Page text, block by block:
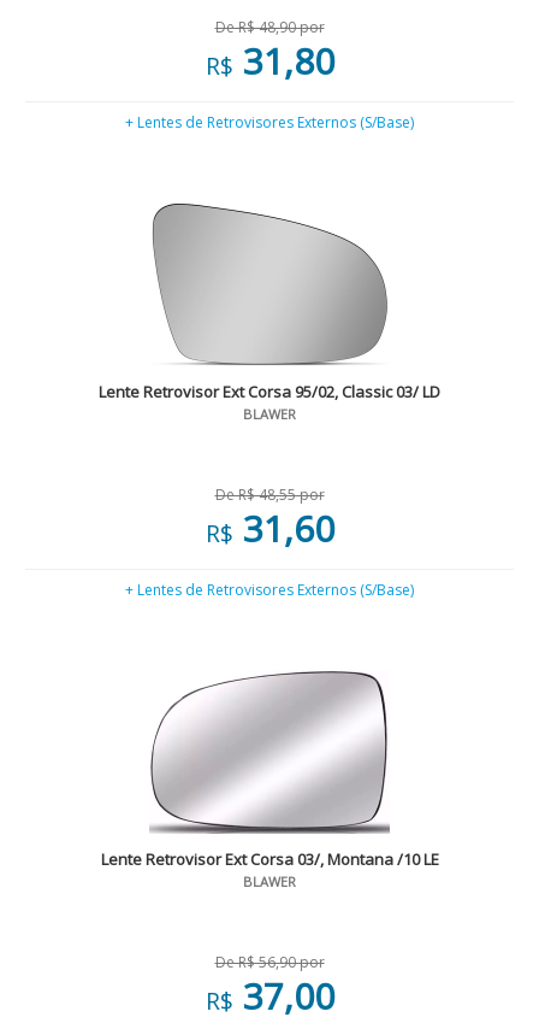
De R$ 48,90 por
R$ 31,80
+ Lentes de Retrovisores Externos (S/Base)
Lente Retrovisor Ext Corsa 95/02, Classic 03/ LD
BLAWER
De R$ 48,55 por
R$ 31,60
+ Lentes de Retrovisores Externos (S/Base)
Lente Retrovisor Ext Corsa 03/, Montana /10 LE
BLAWER
De R$ 56,90 por
R$ 37,00